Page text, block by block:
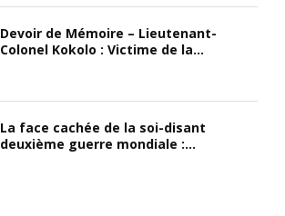
Devoir de Mémoire – Lieutenant-
Colonel Kokolo : Victime de la...
La face cachée de la soi-disant
deuxième guerre mondiale :...